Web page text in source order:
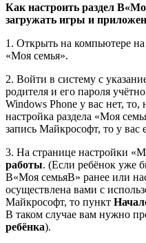
Как настроить раздел
загружать игры и
1. Открыть на компьютере на
«Моя семья».
2. Войти в систему с
родителя и его пароля
Windows Phone у вас нет, то,
настройка раздела «Моя
запись Майкрософт, то у вас
3. На странице настройки
работы. (Если ребёнок уже
В«Моя семьяВ» ранее или
осуществлена вами с
Майкрософт, то пункт
В таком случае вам нужно
ребёнка).